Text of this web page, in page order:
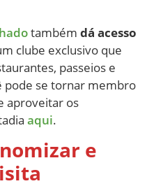
também dá acesso
clube exclusivo que
passeios e
pode se tornar membro
aproveitar os
aqui.
e